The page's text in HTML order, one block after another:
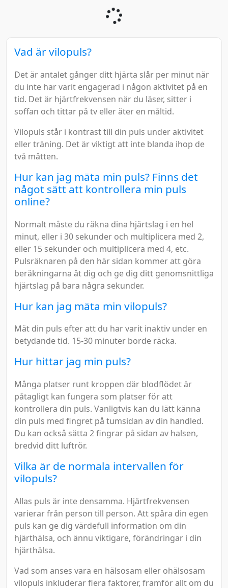
Vad är vilopuls?
Det är antalet gånger ditt hjärta slår per minut när
du inte har varit engagerad i någon aktivitet på en
tid. Det är hjärtfrekvensen när du läser, sitter i
soffan och tittar på tv eller äter en måltid.
Vilopuls står i kontrast till din puls under aktivitet
eller träning. Det är viktigt att inte blanda ihop de
två måtten.
Hur kan jag mäta min puls? Finns det
något sätt att kontrollera min puls
online?
Normalt måste du räkna dina hjärtslag i en hel
minut, eller i 30 sekunder och multiplicera med 2,
eller 15 sekunder och multiplicera med 4, etc.
Pulsräknaren på den här sidan kommer att göra
beräkningarna åt dig och ge dig ditt genomsnittliga
hjärtslag på bara några sekunder.
Hur kan jag mäta min vilopuls?
Mät din puls efter att du har varit inaktiv under en
betydande tid. 15-30 minuter borde räcka.
Hur hittar jag min puls?
Många platser runt kroppen där blodflödet är
påtagligt kan fungera som platser för att
kontrollera din puls. Vanligtvis kan du lätt känna
din puls med fingret på tumsidan av din handled.
Du kan också sätta 2 fingrar på sidan av halsen,
bredvid ditt luftrör.
Vilka är de normala intervallen för
vilopuls?
Allas puls är inte densamma. Hjärtfrekvensen
varierar från person till person. Att spåra din egen
puls kan ge dig värdefull information om din
hjärthälsa, och ännu viktigare, förändringar i din
hjärthälsa.
Vad som anses vara en hälsosam eller ohälsosam
vilopuls inkluderar flera faktorer, framför allt om du